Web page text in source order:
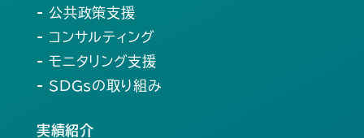
- 公共政策支援
- コンサルティング
- モニタリング支援
- SDGsの取り組み
実績紹介